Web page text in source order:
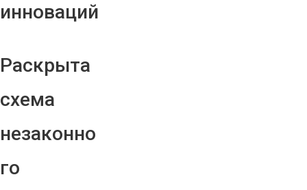
инноваций
Раскрыта
схема
незаконно
го